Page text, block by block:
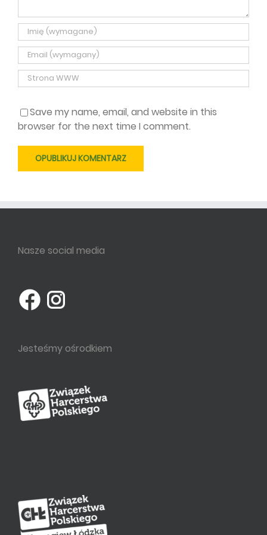
Save my name, email, and website in this
browser for the next time I comment.
Nasze social media
Jesteśmy ośrodkiem